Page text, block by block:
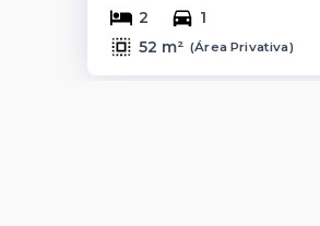
2
1
52 m² (Área Privativa)